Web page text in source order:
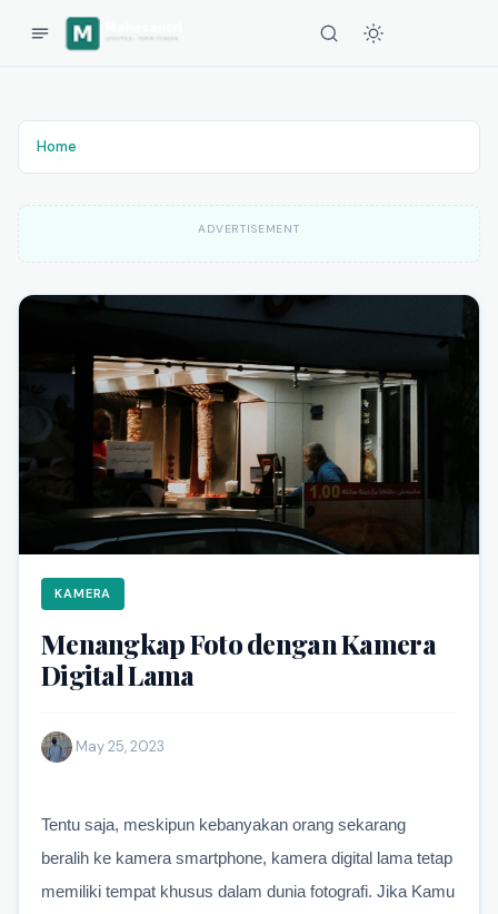
Home›
ADVERTISEMENT
KAMERA
Menangkap Foto dengan Kamera
Digital Lama
May 25, 2023
Tentu saja, meskipun kebanyakan orang sekarang
beralih ke kamera smartphone, kamera digital lama tetap
memiliki tempat khusus dalam dunia fotografi. Jika Kamu